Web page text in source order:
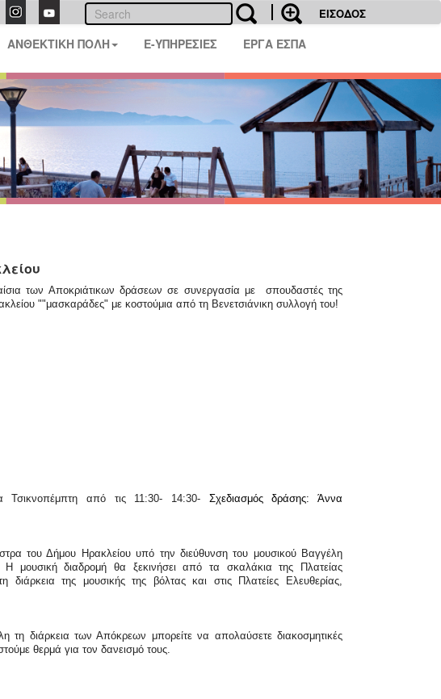
ΕΙΣΟΔΟΣ
ΑΝΘΕΚΤΙΚΗ ΠΟΛΗ E-ΥΠΗΡΕΣΙΕΣ ΕΡΓΑ ΕΣΠΑ
των Αποκριάτικων δράσεων σε συνεργασία με σπουδαστές της
""μασκαράδες" με κοστούμια από τη Βενετσιάνικη συλλογή του!
Τσικνοπέμπτη από τις 11:30- 14:30- Σχεδιασμός δράσης: Άννα
του Δήμου Ηρακλείου υπό την διεύθυνση του μουσικού Βαγγέλη
μουσική διαδρομή θα ξεκινήσει από τα σκαλάκια της Πλατείας
της μουσικής της βόλτας και στις Πλατείες Ελευθερίας,
τη διάρκεια των Απόκρεων μπορείτε να απολαύσετε διακοσμητικές
θερμά για τον δανεισμό τους.